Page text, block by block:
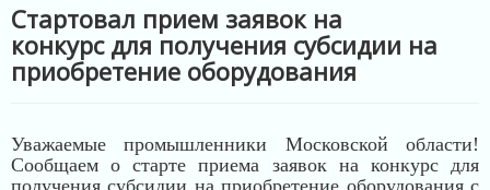
Стартовал прием заявок на
конкурс для получения субсидии на
приобретение оборудования
Уважаемые промышленники Московской области!
Сообщаем о старте приема заявок на конкурс для